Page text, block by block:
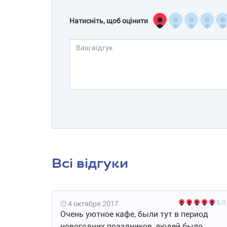
Натисніть, щоб оцінити
Всі відгуки
4 октября 2017 5.0
Очень уютное кафе, были тут в период